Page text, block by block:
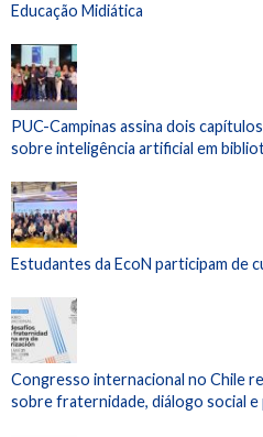
Educação Midiática
PUC-Campinas assina dois
sobre inteligência artificial em
Estudantes da EcoN participam de
Congresso internacional no Chile
sobre fraternidade, diálogo social e